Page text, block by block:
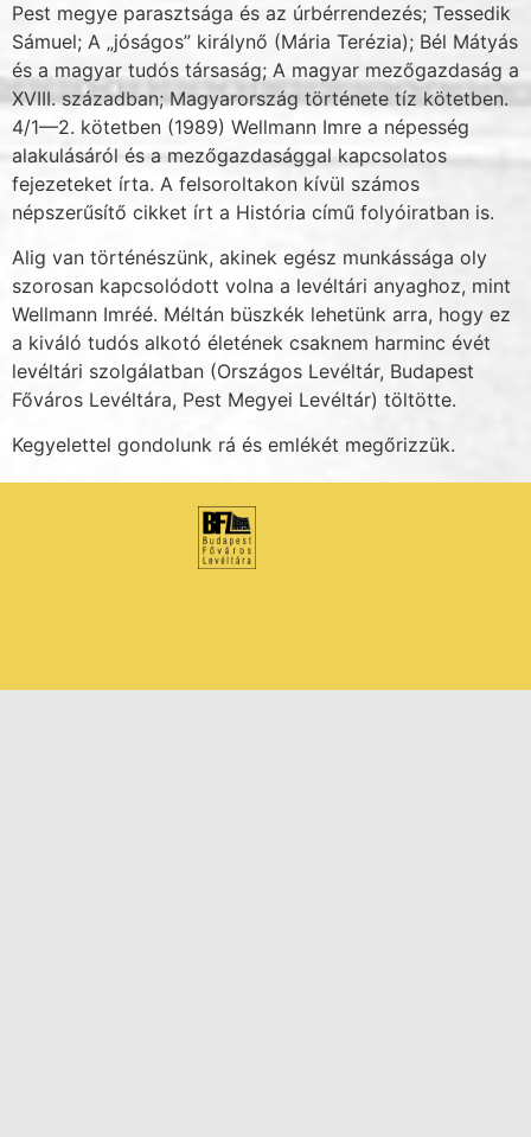
Pest megye parasztsága és az úrbérrendezés; Tessedik
Sámuel; A „jóságos” királynő (Mária Terézia); Bél Mátyás
és a magyar tudós társaság; A magyar mezőgazdaság a
XVIII. században; Magyarország története tíz kötetben.
4/1—2. kötetben (1989) Wellmann Imre a népesség
alakulásáról és a mezőgazdasággal kapcsolatos
fejezeteket írta. A felsoroltakon kívül számos
népszerűsítő cikket írt a História című folyó­iratban is.
Alig van történészünk, akinek egész munkássága oly
szorosan kapcsolódott volna a le­véltári anyaghoz, mint
Wellmann Imréé. Méltán büszkék lehetünk arra, hogy ez
a kiváló tudós alkotó életének csaknem harminc évét
levéltári szolgálatban (Országos Levéltár, Bu­dapest
Főváros Levéltára, Pest Megyei Levéltár) töltötte.
Kegyelettel gondolunk rá és emlékét megőrizzük.